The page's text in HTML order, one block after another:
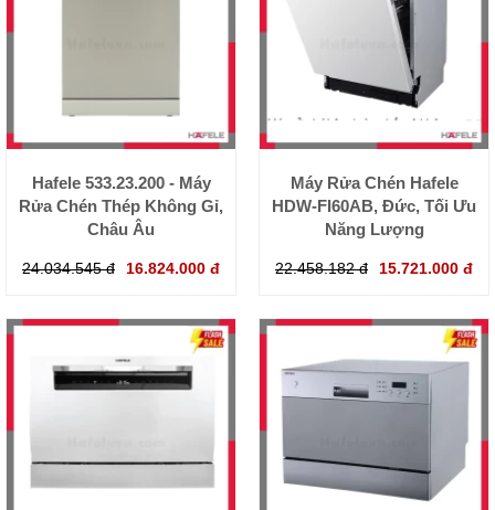
Hafele 533.23.200 - Máy
Rửa Chén Thép Không Gỉ,
Châu Âu
24.034.545 đ 16.824.000 đ
Máy Rửa Chén Hafele
HDW-FI60AB, Đức, Tối Ưu
Năng Lượng
22.458.182 đ 15.721.000 đ